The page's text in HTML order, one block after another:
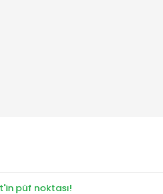
püf noktası!